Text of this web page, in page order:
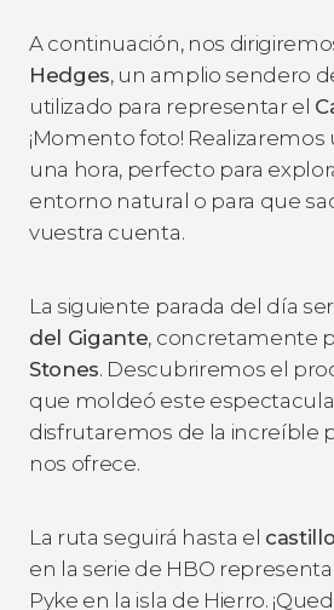
A continuación, nos
Hedges, un amplio sendero
utilizado para representar el
¡Momento foto! Realizaremos
una hora, perfecto para
entorno natural o para que
vuestra cuenta.
La siguiente parada del día
del Gigante, concretamente
Stones. Descubriremos el
que moldeó este
disfrutaremos de la increíble
nos ofrece.
La ruta seguirá hasta el
en la serie de HBO
Pyke en la isla de Hierro.